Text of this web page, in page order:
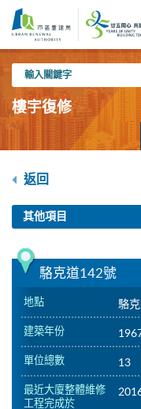
內
入
關
鍵
樓宇復修
返回
其他項目
駱克道142號
地點 駱
建築年份
單位總數 13
最近大廈整體維修
工程完成於